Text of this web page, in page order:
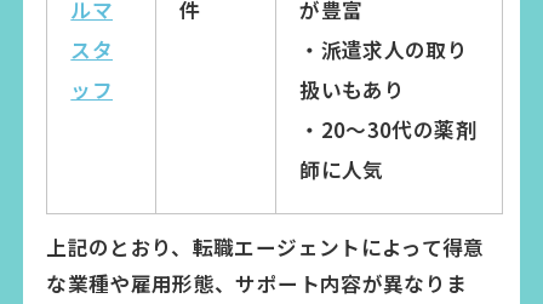
ルマ
スタ
ッフ
件
が豊富
・派遣求人の取り
扱いもあり
・20～30代の薬剤
師に人気
上記のとおり、転職エージェントによって得意
な業種や雇用形態、サポート内容が異なりま